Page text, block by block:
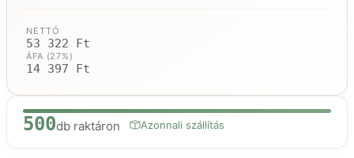
NETTÓ
53 322 Ft
ÁFA (27%)
14 397 Ft
500db raktáron Azonnali szállítás